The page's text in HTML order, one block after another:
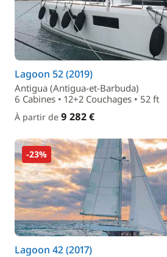
Lagoon 52 (2019)
Antigua (Antigua-et-Barbuda)
6 Cabines • 12+2 Couchages • 52 ft
À partir de 9 282 €
-23%
Lagoon 42 (2017)